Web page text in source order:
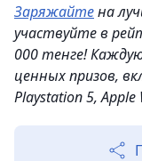
Заряжайтена
участвуйте в
000 тенге!
ценных призов,
Playstation 5,